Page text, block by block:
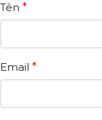
Tên *
Email *